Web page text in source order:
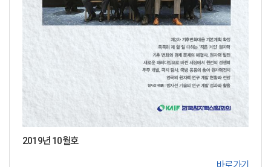
2019년 10월호